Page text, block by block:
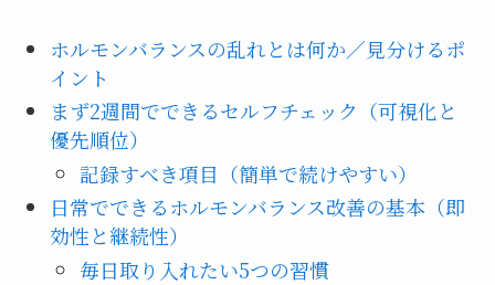
ホルモンバランスの乱れとは何か／見分けるポ
イント
まず2週間でできるセルフチェック（可視化と
優先順位）
記録すべき項目（簡単で続けやすい）
日常でできるホルモンバランス改善の基本（即
効性と継続性）
毎日取り入れたい5つの習慣